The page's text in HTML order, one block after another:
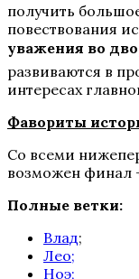
получить
повествования
уважения во
развиваются в
интересах
Фавориты
Co всеми
возможен финал
Полные ветки:
Влад;
Лео;
Ноэ;